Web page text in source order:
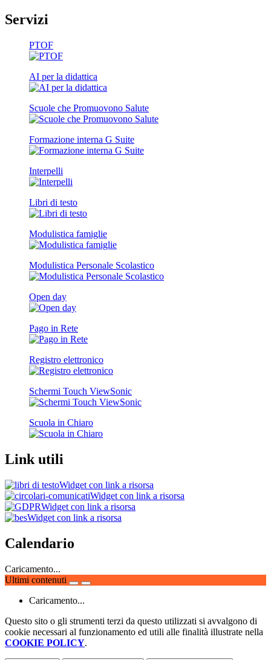
Servizi
PTOF
AI per la didattica
Scuole che Promuovono Salute
Formazione interna G Suite
Interpelli
Libri di testo
Modulistica famiglie
Modulistica Personale Scolastico
Open day
Pago in Rete
Registro elettronico
Schermi Touch ViewSonic
Scuola in Chiaro
Link utili
Widget con link a risorsa
Widget con link a risorsa
Widget con link a risorsa
Widget con link a risorsa
Calendario
Caricamento...
Ultimi contenuti
Caricamento...
Questo sito o gli strumenti terzi da questo utilizzati si avvalgono di
cookie necessari al funzionamento ed utili alle finalità illustrate nella
COOKIE POLICY.